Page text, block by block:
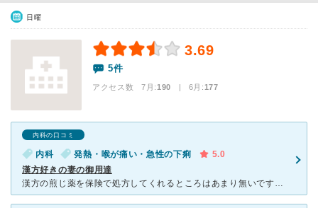
日曜
3.69
5件
アクセス数 7月:190 | 6月:177
内科の口コミ
内科 発熱・喉が痛い・急性の下痢
5.0
漢方好きの妻の御用達
漢方の煎じ薬を保険で処方してくれるところはあまり無いですが、このクリニックはそれが可能ということで、漢方好きな妻の御用達となっています。私自身も、インフルエンザの予防接種で何度か行ったことがありますが